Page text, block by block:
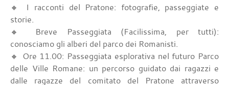
🔸 I racconti del Pratone: fotografie, passeggiate e
storie.
🔸 Breve Passeggiata (Facilissima, per tutti):
conosciamo gli alberi del parco dei Romanisti.
🔸 Ore 11.00: Passeggiata esplorativa nel futuro Parco
delle Ville Romane: un percorso guidato dai ragazzi e
dalle ragazze del comitato del Pratone attraverso